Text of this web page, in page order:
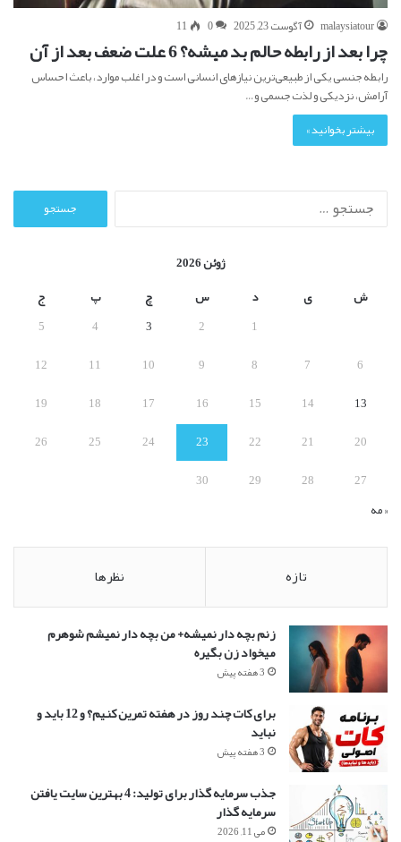
malaysiatour
آگوست 23, 2025 0
11
چرا بعد از رابطه حالم بد میشه؟ 6 علت ضعف بعد از آن
رابطه جنسی یکی از طبیعی‌ترین نیازهای انسانی است و در اغلب موارد، باعث احساس
آرامش، نزدیکی و لذت جسمی و…
بیشتر بخوانید »
ژوئن 2026
ش
ی د س چ پ
ج
1
2
3
4
5
6
7
8
9
10
11
12
13
14
15
16
17
18
19
20
21
22
23
24
25
26
27
28
29
30
« مه
تازه نظرها
زنم بچه دار نمیشه+ من بچه دار نمیشم شوهرم
میخواد زن بگیره
3 هفته پیش
برای کات چند روز در هفته تمرین کنیم؟ و 12 باید و
نباید
3 هفته پیش
جذب سرمایه گذار برای تولید: 4 بهترین سایت یافتن
سرمایه گذار
می 11, 2026